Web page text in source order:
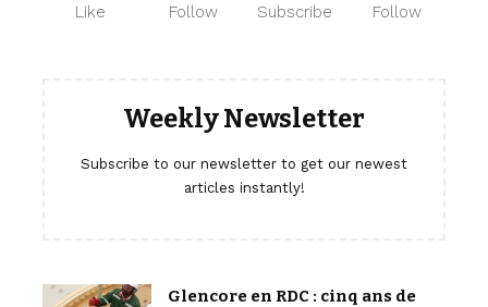
Like Follow Subscribe Follow
Weekly Newsletter
Subscribe to our newsletter to get our newest
articles instantly!
Glencore en RDC : cinq ans de